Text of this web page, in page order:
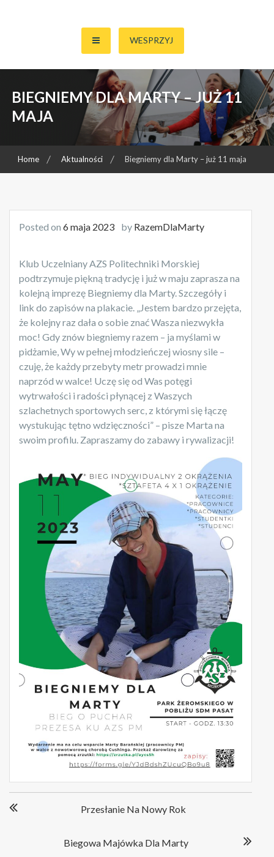
Razem Dla Marty
WESPRZYJ
BIEGNIEMY DLA MARTY – JUŻ 11
MAJA
Home Aktualności Biegniemy dla Marty – już 11 maja
Posted on 6 maja 2023 by RazemDlaMarty
Klub Uczelniany AZS Politechniki Morskiej
podtrzymuje piękną tradycję i już w maju zaprasza na
kolejną imprezę Biegniemy dla Marty. Szczegóły i
link do zapisów na plakacie. „Jestem bardzo przejęta,
że kolejny raz dała o sobie znać Wasza niezwykła
moc! Gdy znów biegniemy razem – ja myślami w
pidżamie, Wy w pełnej młodzieńczej wiosny sile –
czuję, że każdy przebyty metr prowadzi mnie
naprzód w walce! Uczę się od Was potęgi
wytrwałości i radości płynącej z Waszych
szlachetnych sportowych serc, z którymi się łączę
wystukując tętno wdzięczności” – pisze Marta na
swoim profilu. Zapraszamy do zabawy i rywalizacji!
wpisu
Przesłanie Na Nowy Rok
Biegowa Majówka Dla Marty